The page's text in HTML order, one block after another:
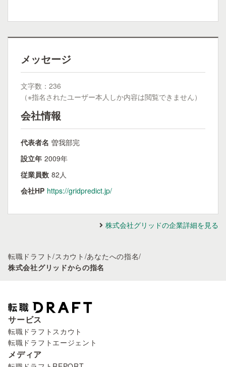
メッセージ
文字数：236
（※指名されたユーザー本人しか内容は閲覧できません）
会社情報
代表者名 曽我部完
設立年 2009年
従業員数 82人
会社HP https://gridpredict.jp/
株式会社グリッドの企業詳細を見る
転職ドラフト/スカウト /あなたへの指名/
株式会社グリッドからの指名
サービス
転職ドラフトスカウト
転職ドラフトエージェント
メディア